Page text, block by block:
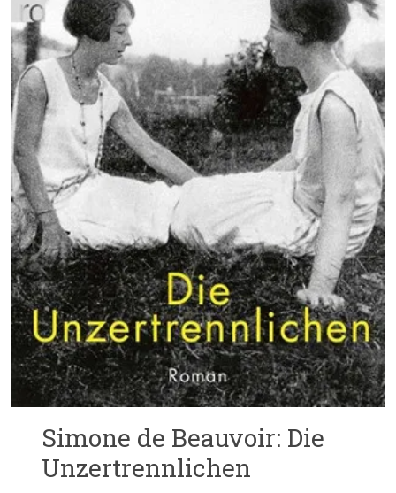
Simone de Beauvoir: Die
Unzertrennlichen